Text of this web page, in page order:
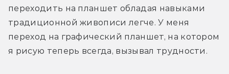
переходить на планшет обладая навыками
традиционной живописи легче. У меня
переход на графический планшет, на котором
я рисую теперь всегда, вызывал трудности.